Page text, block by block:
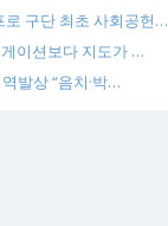
로 구단 최초 사회공헌…
게이션보다 지도가 …
발상 “음치·박…